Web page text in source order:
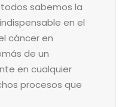
sabemos la
en el
cáncer en
de un
en cualquier
procesos que